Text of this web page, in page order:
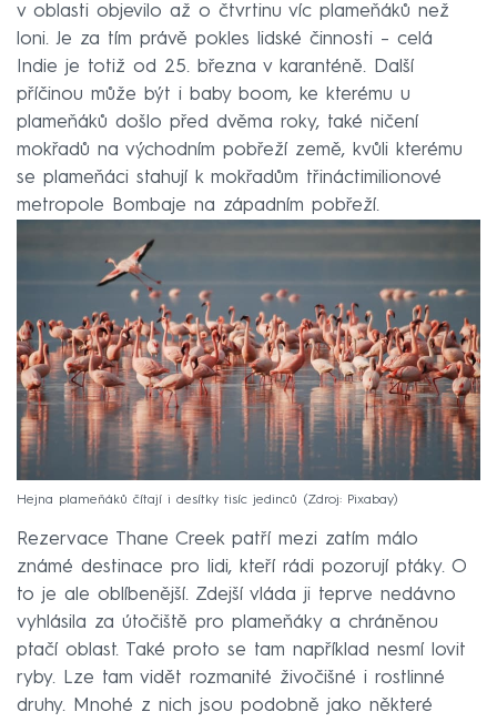
v oblasti objevilo až o čtvrtinu víc plameňáků než
loni. Je za tím právě pokles lidské činnosti – celá
Indie je totiž od 25. března v karanténě. Další
příčinou může být i baby boom, ke kterému u
plameňáků došlo před dvěma roky, také ničení
mokřadů na východním pobřeží země, kvůli kterému
se plameňáci stahují k mokřadům třináctimilionové
metropole Bombaje na západním pobřeží.
Hejna plameňáků čítají i desítky tisíc jedinců Zdroj: Pixabay
Rezervace Thane Creek patří mezi zatím málo
známé destinace pro lidi, kteří rádi pozorují ptáky. O
to je ale oblíbenější. Zdejší vláda ji teprve nedávno
vyhlásila za útočiště pro plameňáky a chráněnou
ptačí oblast. Také proto se tam například nesmí lovit
ryby. Lze tam vidět rozmanité živočišné i rostlinné
druhy. Mnohé z nich jsou podobně jako některé